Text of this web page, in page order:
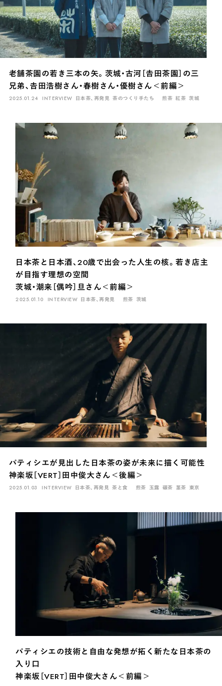
INTERVIEW
Ocha SURU? Lab.
PAUSE & INSPIRE
ファーストプレイスで、お茶を
COLUMN
COLOURS BY CHAGOCORO
老舗茶園の若き三本の矢。茨城・古河［𠮷田茶園］の三
兄弟、𠮷田浩樹さん・春樹さん・優樹さん＜前編＞
2025.01.24 INTERVIEW 日本茶、再発見 茶のつくり手たち 煎茶 紅茶 茨城
日本茶と日本酒、20歳で出会った人生の核。若き店主
が目指す理想の空間
茨城・潮来［偶吟］旦さん＜前編＞
2025.01.10 INTERVIEW 日本茶、再発見 煎茶 茨城
パティシエが見出した日本茶の姿が未来に描く可能性
神楽坂［VERT］田中俊大さん＜後編＞
2025.01.03 INTERVIEW 日本茶、再発見 茶と食 煎茶 玉露 碾茶 茎茶 東京
パティシエの技術と自由な発想が拓く新たな日本茶の
入り口
神楽坂［VERT］田中俊大さん＜前編＞